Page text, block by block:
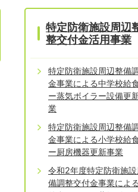
特定防衛施設周辺
整交付金活用事業
特定防衛施設周辺整備
金事業による中学校給
ー蒸気ボイラー設備更
業
特定防衛施設周辺整備
金事業による小学校給
ー厨房機器更新事業
令和2年度特定防衛施
備調整交付金事業によ